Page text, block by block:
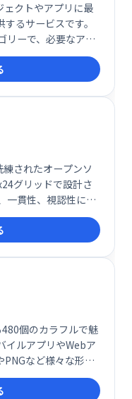
クトやアプリに最
るサービスです。
リーで、必要なアイ
ンなデザインのアイ
スタマイズ可能。
にご活用いただけま
されたオープンソ
グリッドで設計さ
一貫性、視認性に優
合できます。無料で
ザインを美しく彩
個のカラフルで魅
イルアプリやWebア
PNGなど様々な形式
て、手軽にプロジェ